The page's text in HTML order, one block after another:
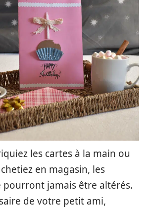
les cartes à la main ou
en magasin, les
pourront jamais être altérés.
de votre petit ami,